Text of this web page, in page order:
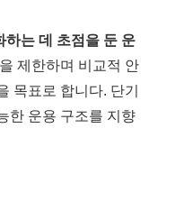
하는 데 초점을 둔 운
제한하며 비교적 안
목표로 합니다. 단기
한 운용 구조를 지향